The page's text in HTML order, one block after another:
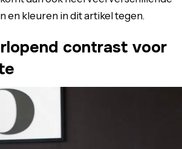
en kleuren in dit artikel tegen.
contrast voor